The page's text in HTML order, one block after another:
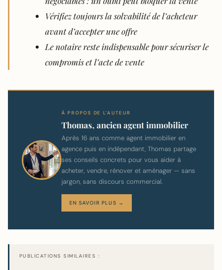
Vérifiez toujours la solvabilité de l’acheteur
avant d’accepter une offre
Le notaire reste indispensable pour sécuriser le
compromis et l’acte de vente
À PROPOS DE L'AUTEUR
Thomas, ancien agent immobilier
Après 16 ans comme agent immobilier en
agence puis en indépendant, Thomas partage
ses conseils concrets pour vous aider à
acheter, vendre, rénover et aménager — sans
jargon, sans discours commercial.
EN SAVOIR PLUS →
PUBLICATIONS SIMILAIRES :